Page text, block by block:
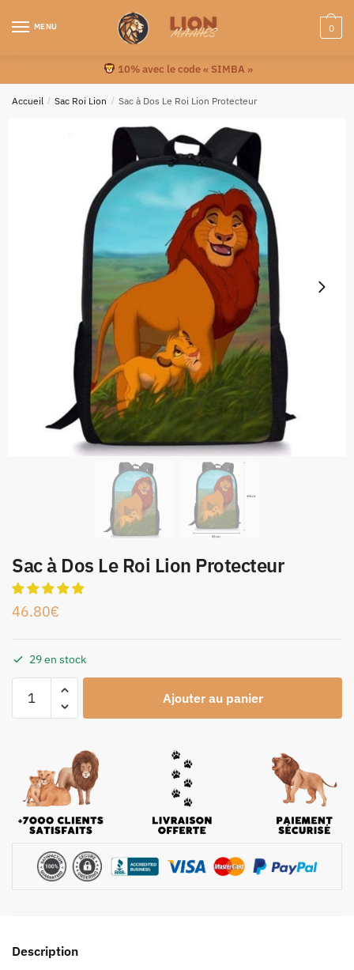
MENU 0
10% avec le code « SIMBA »
Accueil / Sac Roi Lion / Sac à Dos Le Roi Lion Protecteur
Sac à Dos Le Roi Lion Protecteur
46.80€
29 en stock
Ajouter au panier
Description